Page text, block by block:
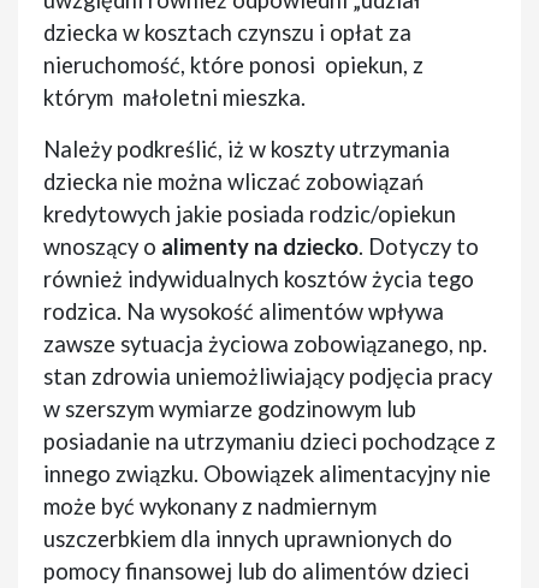
dziecka w kosztach czynszu i opłat za
nieruchomość, które ponosi opiekun, z
którym małoletni mieszka.
Należy podkreślić, iż w koszty utrzymania
dziecka nie można wliczać zobowiązań
kredytowych jakie posiada rodzic/opiekun
wnoszący o alimenty na dziecko. Dotyczy to
również indywidualnych kosztów życia tego
rodzica. Na wysokość alimentów wpływa
zawsze sytuacja życiowa zobowiązanego, np.
stan zdrowia uniemożliwiający podjęcia pracy
w szerszym wymiarze godzinowym lub
posiadanie na utrzymaniu dzieci pochodzące z
innego związku. Obowiązek alimentacyjny nie
może być wykonany z nadmiernym
uszczerbkiem dla innych uprawnionych do
pomocy finansowej lub do alimentów dzieci